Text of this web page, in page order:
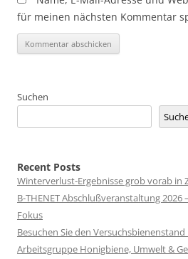
für meinen nächsten Kommentar
Suchen
Recent Posts
Winterverlust-Ergebnisse grob vorab in
B-THENET Abschlußveranstaltung 2026
Fokus
Besuchen Sie den
Arbeitsgruppe Honigbiene, Umwelt &